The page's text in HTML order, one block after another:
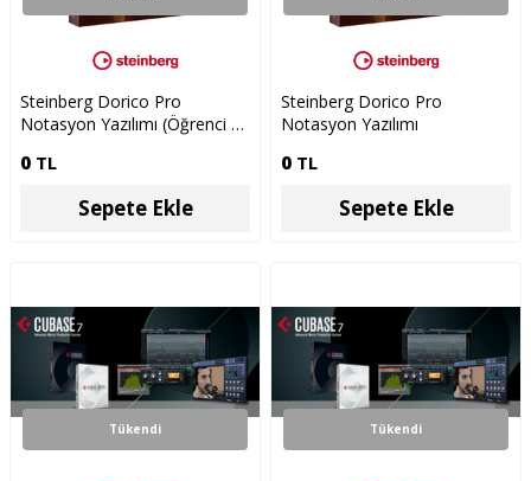
Steinberg Dorico Pro
Notasyon Yazılımı (Öğrenci ve
0 TL
Sepete Ekle
Steinberg Dorico Pro
Notasyon Yazılımı
0 TL
Sepete Ekle
Tükendi Tükendi